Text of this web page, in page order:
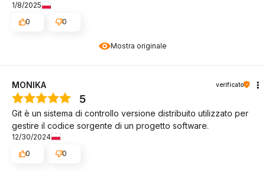
Mostra originale
1/8/2025
0
0
MONIKA verificato
5
Git è un sistema di controllo versione distribuito utilizzato per
gestire il codice sorgente di un progetto software.
12/30/2024
0
0